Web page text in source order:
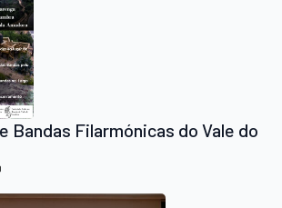
Bandas Filarmónicas do Vale do